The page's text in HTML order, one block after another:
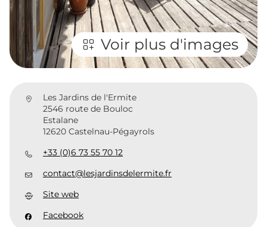
Voir plus d'images
Les Jardins de l'Ermite
2546 route de Bouloc
Estalane
12620 Castelnau-Pégayrols
+33 (0)6 73 55 70 12
contact@lesjardinsdelermite.fr
Site web
Facebook